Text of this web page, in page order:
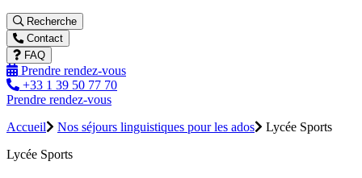
Recherche
Contact
FAQ
Prendre rendez-vous
+33 1 39 50 77 70
Prendre rendez-vous
Accueil
Nos séjours linguistiques pour les ados
Lycée Sports
Lycée Sports